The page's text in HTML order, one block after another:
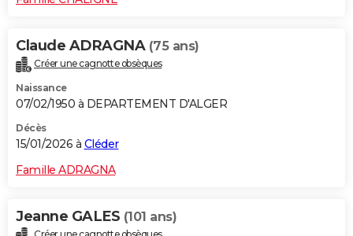
Claude ADRAGNA (75 ans)
Créer une cagnotte obsèques
Naissance
07/02/1950 à DEPARTEMENT D'ALGER
Décès
15/01/2026 à Cléder
Famille ADRAGNA
Jeanne GALES (101 ans)